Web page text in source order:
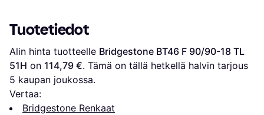
Tuotetiedot
Alin hinta tuotteelle Bridgestone BT46 F 90/90-18 TL
51H on 114,79 €
5 kaupan joukossa.
Vertaa:
Bridgestone Renkaat